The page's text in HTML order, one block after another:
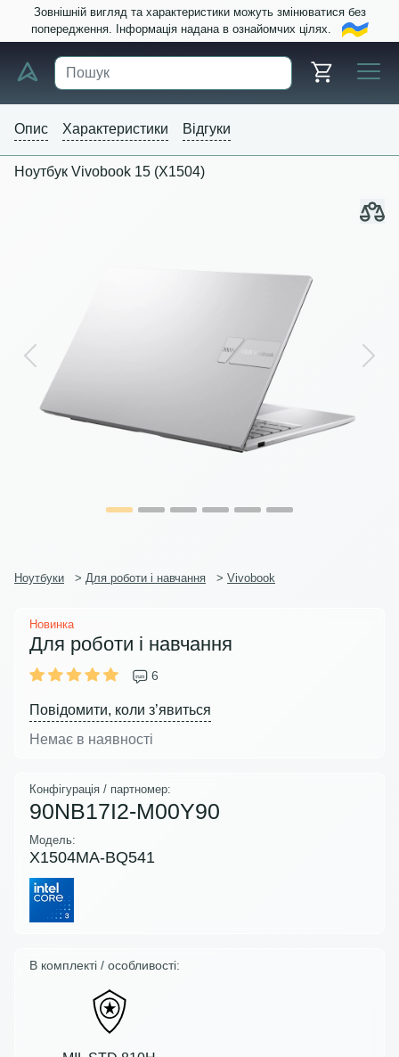
Зовнішній вигляд та характеристики можуть змінюватися без
попередження. Інформація надана в ознайомчих цілях.
Опис Характеристики Відгуки
Ноутбук Vivobook 15 (X1504)
Previous Next
Ноутбуки > Для роботи і навчання > Vivobook
Новинка
Для роботи і навчання
6
Повідомити, коли з’явиться
Немає в наявності
Конфігурація / партномер:
90NB17I2-M00Y90
Модель:
X1504MA-BQ541
В комплекті / особливості: